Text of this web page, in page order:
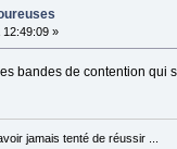
12:49:09 »
bandes de contention
jamais tenté de réussir ...